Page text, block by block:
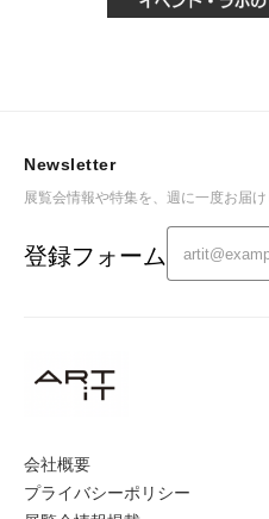
会社概要
プライバシーポリシー
Newsletter
展覧会情報や特集を、週に一度お届け
登録フォーム